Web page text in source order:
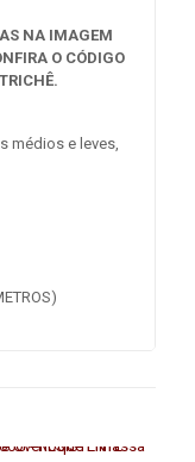
NA IMAGEM
O CÓDIGO
médios e leves,